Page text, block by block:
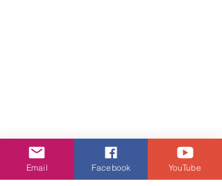
Email Facebook YouTube